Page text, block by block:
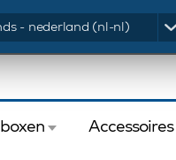
- nederland (nl-nl)
Accessoires